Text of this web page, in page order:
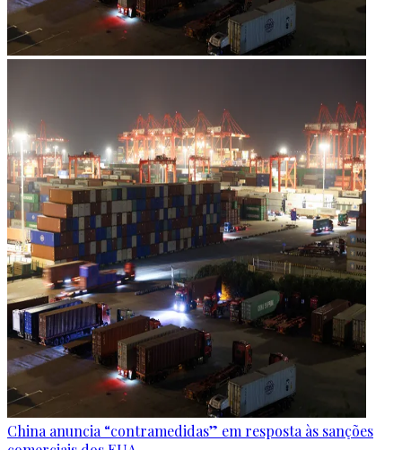
China anuncia “contramedidas” em resposta às sanções